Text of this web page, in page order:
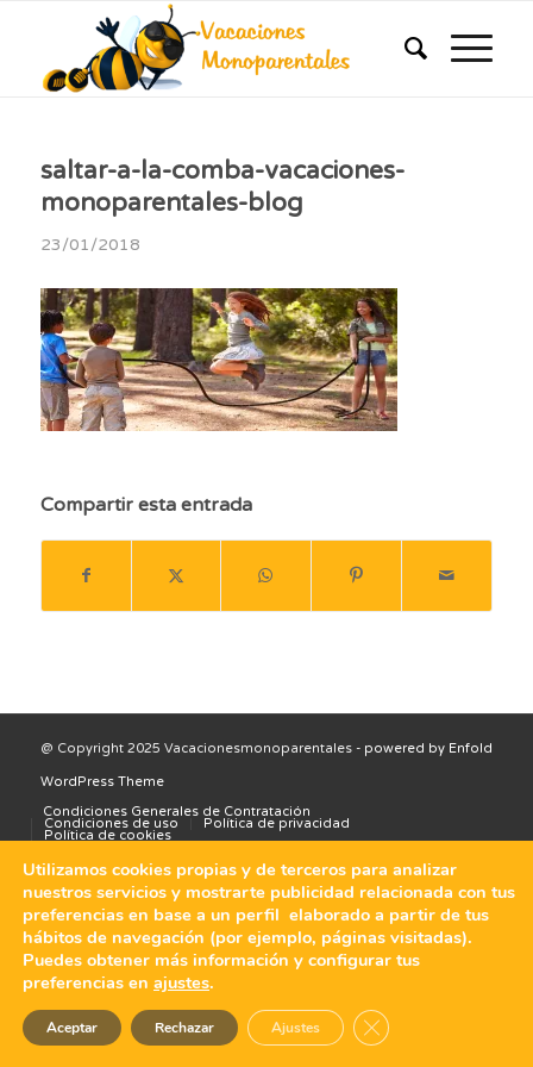
saltar-a-la-comba-vacaciones-
monoparentales-blog
23/01/2018
Compartir esta entrada
@ Copyright 2025 Vacacionesmonoparentales - powered by Enfold
WordPress Theme
Condiciones Generales de Contratación
Condiciones de uso Política de privacidad
Política de cookies
Utilizamos cookies propias y de terceros para analizar
nuestros servicios y mostrarte publicidad relacionada con tus
preferencias en base a un perfil elaborado a partir de tus
hábitos de navegación (por ejemplo, páginas visitadas).
Puedes obtener más información y configurar tus
preferencias en ajustes.
Aceptar Rechazar Ajustes Cerrar el banner de